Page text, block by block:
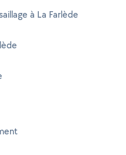
à La Farlède